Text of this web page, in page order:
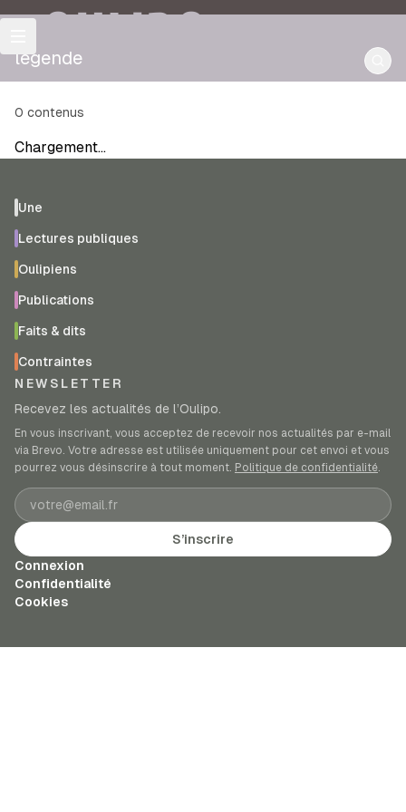
OULIPO
légende
0 contenus
Chargement…
Une
Lectures publiques
Oulipiens
Publications
Faits & dits
Contraintes
NEWSLETTER
Recevez les actualités de l’Oulipo.
En vous inscrivant, vous acceptez de recevoir nos actualités par e-mail
via Brevo. Votre adresse est utilisée uniquement pour cet envoi et vous
pourrez vous désinscrire à tout moment. Politique de confidentialité.
Adresse e-mail
S’inscrire
Connexion
Confidentialité
Cookies